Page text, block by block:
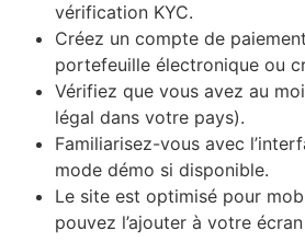
vérification KYC.
Créez un compte de
portefeuille électronique ou
Vérifiez que vous avez au
légal dans votre pays).
Familiarisez-vous avec
mode démo si disponible.
Le site est optimisé pour
pouvez l’ajouter à votre écran